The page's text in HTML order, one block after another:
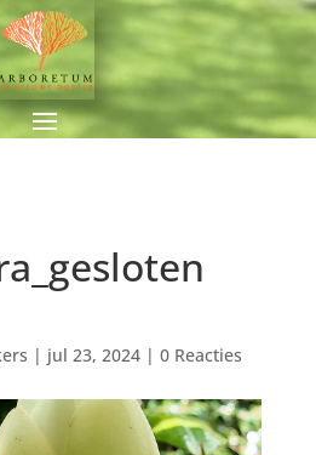
| jul 23, 2024| 0 Reacties